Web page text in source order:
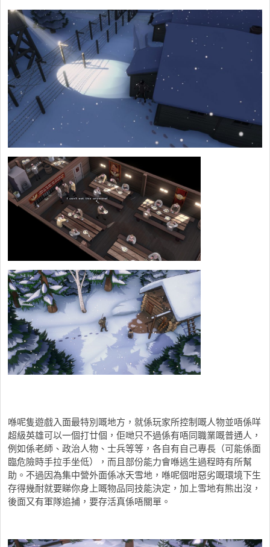
喺呢隻遊戲入面最特別嘅地方，就係玩家所控制嘅人物並唔係咩
超級英雄可以一個打廿個，佢哋只不過係有唔同職業嘅普通人，
例如係老師、政治人物、士兵等等，各自有自己專長（可能係面
臨危險時手拉手坐低），而且部份能力會喺逃生過程時有所幫
助。不過因為集中營外面係冰天雪地，喺呢個咁惡劣嘅環境下生
存得幾耐就要睇你身上嘅物品同技能決定，加上雪地有熊出沒，
後面又有軍隊追捕，要存活真係唔關單。